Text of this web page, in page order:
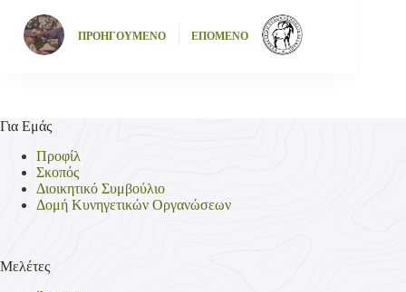
ΠΡΟΗΓΟΥΜΕΝΟ ΕΠΟΜΕΝΟ
Για Εμάς
Προφίλ
Σκοπός
Διοικητικό Συμβούλιο
Δομή Κυνηγετικών Οργανώσεων
Μελέτες